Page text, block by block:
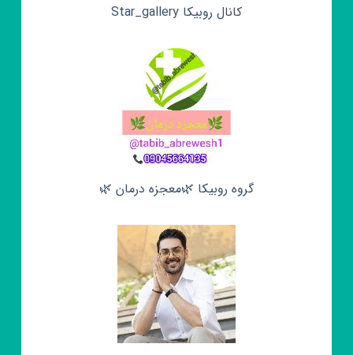
کانال روبیکا Star_gallery
گروه روبیکا 🌿معجزه درمان 🌿